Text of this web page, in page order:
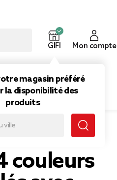
GIFI
magasin préféré
la disponibilité des
produits
Mon compte
couleurs